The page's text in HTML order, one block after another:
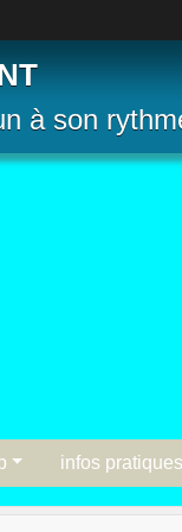
à son
infos pratiques